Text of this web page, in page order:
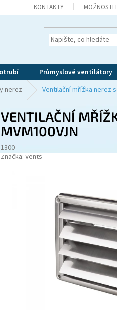
KONTAKTY MOŽNOSTI
Průmyslové ventilátory
nerez Ventilační mřížka nerez
VENTILAČNÍ
MVM100VJN
1300
Značka: Vents